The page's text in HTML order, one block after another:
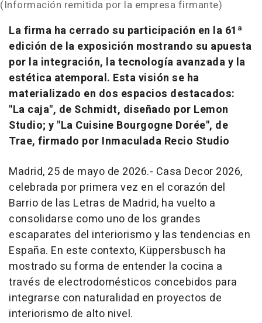
(Información remitida por la empresa firmante)
La firma ha cerrado su participación en la 61ª
edición de la exposición mostrando su apuesta
por la integración, la tecnología avanzada y la
estética atemporal. Esta visión se ha
materializado en dos espacios destacados:
"La caja", de Schmidt, diseñado por Lemon
Studio; y "La Cuisine Bourgogne Dorée", de
Trae, firmado por Inmaculada Recio Studio
Madrid, 25 de mayo de 2026.- Casa Decor 2026,
celebrada por primera vez en el corazón del
Barrio de las Letras de Madrid, ha vuelto a
consolidarse como uno de los grandes
escaparates del interiorismo y las tendencias en
España. En este contexto, Küppersbusch ha
mostrado su forma de entender la cocina a
través de electrodomésticos concebidos para
integrarse con naturalidad en proyectos de
interiorismo de alto nivel.